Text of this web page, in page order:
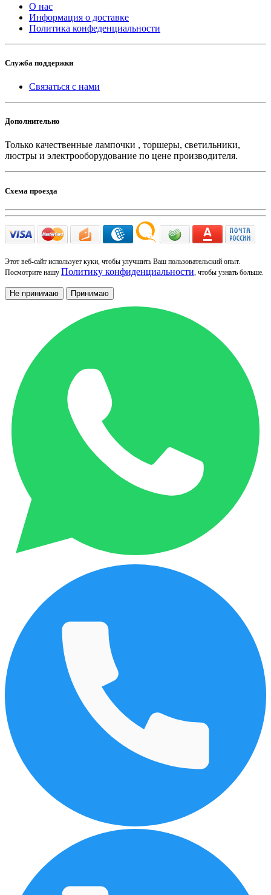
О нас
Информация о доставке
Политика конфеденциальности
Служба поддержки
Связаться с нами
Дополнительно
Только качественные лампочки , торшеры, светильники,
люстры и электрооборудование по цене производителя.
Схема проезда
Этот веб-сайт использует куки, чтобы улучшить Ваш пользовательский опыт.
Посмотрите нашу Политику конфиденциальности, чтобы узнать больше.
Не принимаю Принимаю